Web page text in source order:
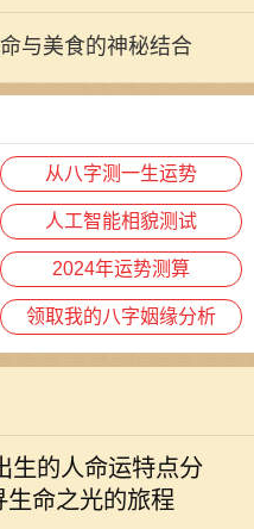
与美食的神秘结合
从八字测一生运势
人工智能相貌测试
2024年运势测算
领取我的八字姻缘分析
生的人命运特点分
生命之光的旅程
为“千禧一代”，他们具有
特征和生活经历。在此篇
们将深入探讨2000年出